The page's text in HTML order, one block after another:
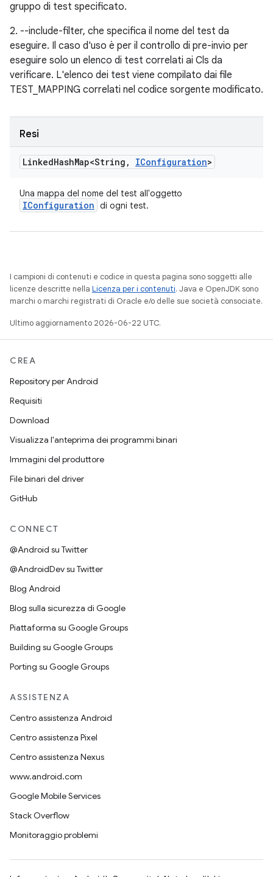
gruppo di test specificato.
2. --include-filter, che specifica il nome del test da
eseguire. Il caso d'uso è per il controllo di pre-invio per
eseguire solo un elenco di test correlati ai Cls da
verificare. L'elenco dei test viene compilato dai file
TEST_MAPPING correlati nel codice sorgente modificato.
Resi
LinkedHashMap<String , IConfiguration>
Una mappa del nome del test all'oggetto
IConfiguration di ogni test.
I campioni di contenuti e codice in questa pagina sono soggetti alle
licenze descritte nella Licenza per i contenuti. Java e OpenJDK sono
marchi o marchi registrati di Oracle e/o delle sue società consociate.
Ultimo aggiornamento 2026-06-22 UTC.
CREA
Repository per Android
Requisiti
Download
Visualizza l'anteprima dei programmi binari
Immagini del produttore
File binari del driver
GitHub
CONNECT
@Android su Twitter
@AndroidDev su Twitter
Blog Android
Blog sulla sicurezza di Google
Piattaforma su Google Groups
Building su Google Groups
Porting su Google Groups
ASSISTENZA
Centro assistenza Android
Centro assistenza Pixel
Centro assistenza Nexus
www.android.com
Google Mobile Services
Stack Overflow
Monitoraggio problemi